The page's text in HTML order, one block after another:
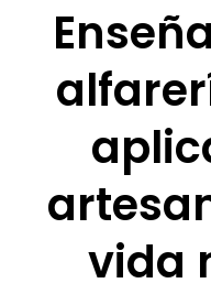
vida